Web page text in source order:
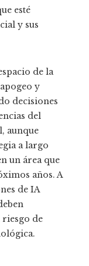
esté
y sus
de la
y
decisiones
del
aunque
a largo
un área que
años. A
de IA
de